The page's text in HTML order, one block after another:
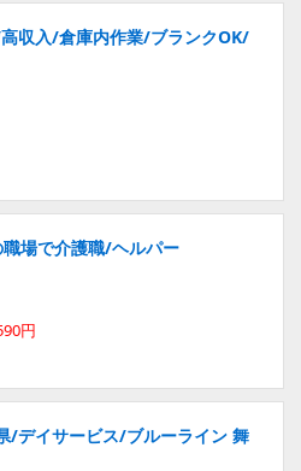
収入/倉庫内作業/ブランクOK/
場で介護職/ヘルパー
円
/デイサービス/ブルーライン 舞